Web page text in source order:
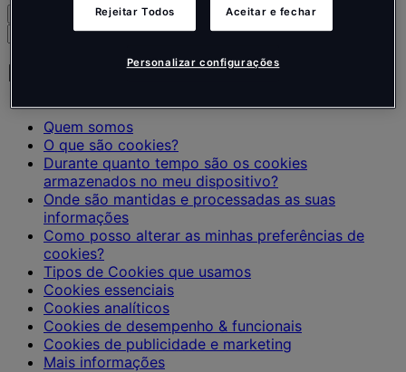
Menu
locais,
notícias
e
informações
Declaração de Cookies
Quem somos
O que são cookies?
Durante quanto tempo são os cookies
armazenados no meu dispositivo?
Onde são mantidas e processadas as suas
informações
Como posso alterar as minhas preferências de
cookies?
Tipos de Cookies que usamos
Cookies essenciais
Cookies analíticos
Cookies de desempenho & funcionais
Cookies de publicidade e marketing
Mais informações
Rejeitar Todos Aceitar e fechar
Personalizar configurações